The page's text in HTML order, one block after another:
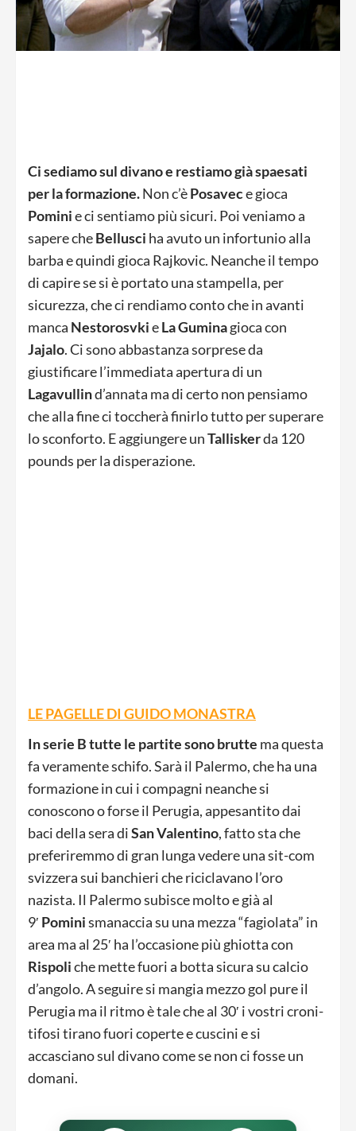
Ci sediamo sul divano e restiamo già spaesati
per la formazione.Non c’èPosavece gioca
Pominie ci sentiamo più sicuri. Poi veniamo a
sapere cheBellusci ha avuto un infortunio alla
barba e quindi gioca Rajkovic. Neanche il tempo
di capire se si è portato una stampella, per
sicurezza, che ci rendiamo conto che in avanti
manca NestorosvkieLa Guminagioca con
Jajalo. Ci sono abbastanza sorprese da
giustificare l’immediata apertura di un
Lagavullind’annata ma di certo non pensiamo
che alla fine ci toccherà finirlo tutto per superare
lo sconforto. E aggiungere unTalliskerda 120
pounds per la disperazione.
LE PAGELLE DI GUIDO MONASTRA
In serie B tutte le partite sono brutte ma questa
fa veramente schifo. Sarà il Palermo, che ha una
formazione in cui i compagni neanche si
conoscono o forse il Perugia, appesantito dai
baci della sera diSan Valentino, fatto sta che
preferiremmo di gran lunga vedere una sit-com
svizzera sui banchieri che riciclavano l’oro
nazista. Il Palermo subisce molto e già al
9′ Pominismanaccia su una mezza “fagiolata” in
area ma al 25′ ha l’occasione più ghiotta con
Rispoliche mette fuori a botta sicura su calcio
d’angolo. A seguire si mangia mezzo gol pure il
Perugia ma il ritmo è tale che al 30′ i vostri croni-
tifosi tirano fuori coperte e cuscini e si
accasciano sul divano come se non ci fosse un
domani.